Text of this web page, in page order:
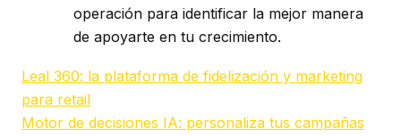
operación para identificar la mejor manera
de apoyarte en tu crecimiento.
Leal 360: la plataforma de fidelización y marketing
para retail
Motor de decisiones IA: personaliza tus campañas